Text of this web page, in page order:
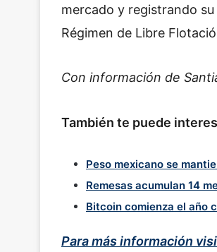
mercado y registrando
Régimen de Libre
Con información de
También te puede
Peso mexicano se
Remesas acumulan 14
Bitcoin comienza el año
Para más información